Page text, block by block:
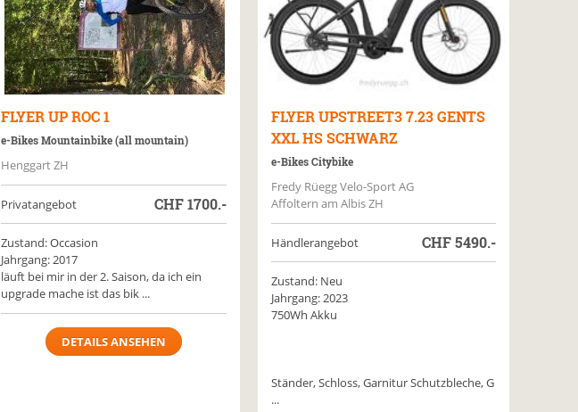
FLYERUP ROC 1
e-Bikes Mountainbike (all mountain)
Henggart ZH
Privatangebot CHF1700.-
Zustand: Occasion
Jahrgang: 2017
läuft bei mir in der 2. Saison, da ich ein
upgrade mache ist das bik ...
DETAILS ANSEHEN
FLYER UPSTREET3 7.23 GENTS
XXL HS SCHWARZ
e-Bikes Citybike
Fredy Rüegg Velo-Sport AG
Affoltern am Albis ZH
Händlerangebot CHF5490.-
Zustand: Neu
Jahrgang: 2023
750Wh Akku
Ständer, Schloss, Garnitur Schutzbleche, G
...